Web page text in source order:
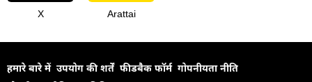
X Arattai
हमारे बारे में उपयोग की शर्तें फीडबैक फॉर्म गोपनीयता नीति